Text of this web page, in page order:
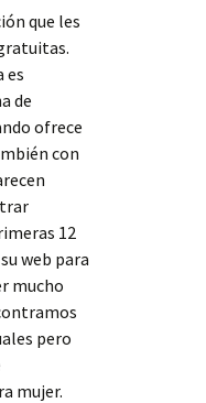
que les
es
de
ofrece
con
12
web para
mucho
pero
mujer.